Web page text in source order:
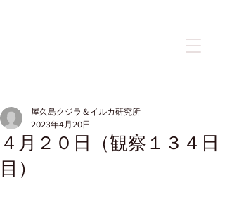
４月２０日（観察１３４日
目）
屋久島クジラ＆イルカ研究所
2023年4月20日